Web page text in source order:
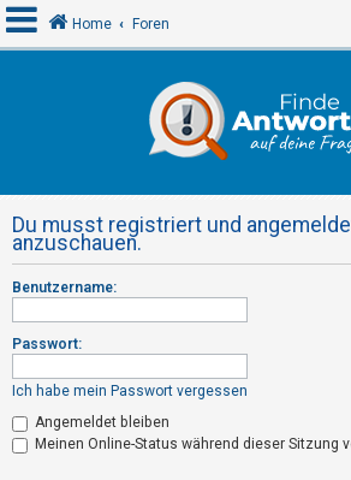
e
l
d
e
n
R
e
Home Foren
Du musst registriert und
anzuschauen.
Benutzername:
Passwort:
Ich habe mein Passwort vergessen
Angemeldet bleiben
Meinen Online-Status während dieser Sitzung